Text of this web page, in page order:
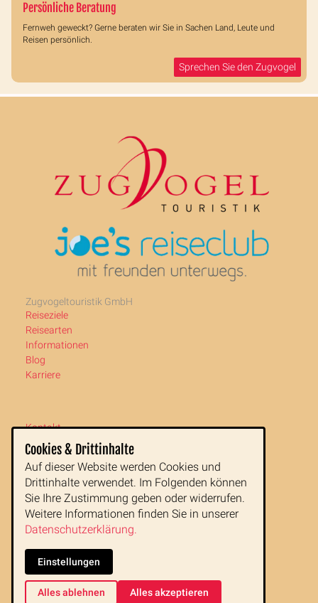
Persönliche Beratung
Fernweh geweckt? Gerne beraten wir Sie in Sachen Land, Leute und
Reisen persönlich.
Sprechen Sie den Zugvogel
Zugvogeltouristik GmbH
Reiseziele
Reisearten
Informationen
Blog
Karriere
Kontakt
Newsletter
Impressum
AGB
Datenschutz
Zugvogeltouristik GmbH
Buchfeldgasse 16
1080 Wien
Tel: +43 1 890 77 00
Fax: +43 1 890 77 00 99
E-Mail: office@zugvogeltouristik.at
Cookies & Drittinhalte
Auf dieser Website werden Cookies und
Drittinhalte verwendet. Im Folgenden können
Sie Ihre Zustimmung geben oder widerrufen.
Weitere Informationen finden Sie in unserer
Datenschutzerklärung.
Einstellungen
Alles ablehnen Alles akzeptieren